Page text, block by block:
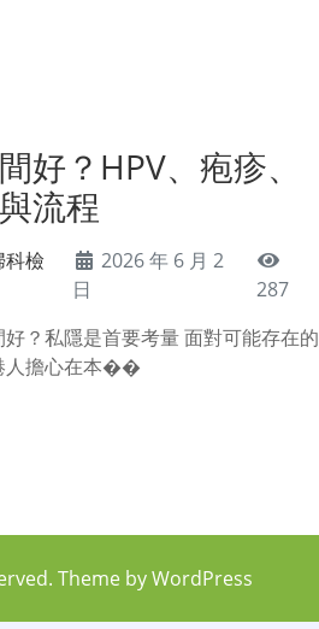
好？HPV、疱疹、
流程
科檢
2026 年 6 月 2
日
287
？私隱是首要考量 面對可能存在的
人擔心在本��
Theme byWordPress